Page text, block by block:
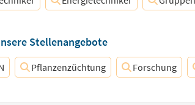
Stellenangebote
Pflanzenzüchtung Forschung